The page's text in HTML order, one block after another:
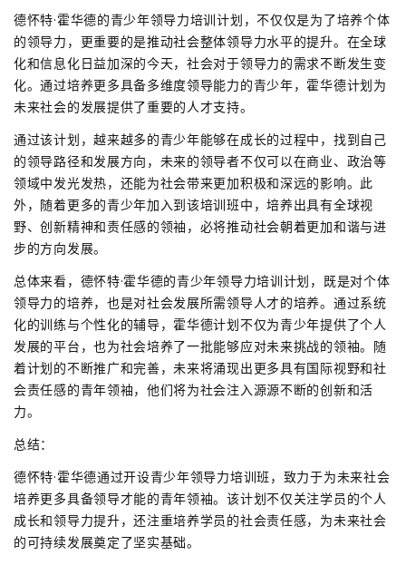
德怀特·霍华德的青少年领导力培训计划，不仅仅是为了培养个体
的领导力，更重要的是推动社会整体领导力水平的提升。在全球
化和信息化日益加深的今天，社会对于领导力的需求不断发生变
化。通过培养更多具备多维度领导能力的青少年，霍华德计划为
未来社会的发展提供了重要的人才支持。
通过该计划，越来越多的青少年能够在成长的过程中，找到自己
的领导路径和发展方向，未来的领导者不仅可以在商业、政治等
领域中发光发热，还能为社会带来更加积极和深远的影响。此
外，随着更多的青少年加入到该培训班中，培养出具有全球视
野、创新精神和责任感的领袖，必将推动社会朝着更加和谐与进
步的方向发展。
总体来看，德怀特·霍华德的青少年领导力培训计划，既是对个体
领导力的培养，也是对社会发展所需领导人才的培养。通过系统
化的训练与个性化的辅导，霍华德计划不仅为青少年提供了个人
发展的平台，也为社会培养了一批能够应对未来挑战的领袖。随
着计划的不断推广和完善，未来将涌现出更多具有国际视野和社
会责任感的青年领袖，他们将为社会注入源源不断的创新和活
力。
总结：
德怀特·霍华德通过开设青少年领导力培训班，致力于为未来社会
培养更多具备领导才能的青年领袖。该计划不仅关注学员的个人
成长和领导力提升，还注重培养学员的社会责任感，为未来社会
的可持续发展奠定了坚实基础。